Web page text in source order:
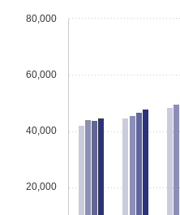
20,000
40,000
60,000
80,000